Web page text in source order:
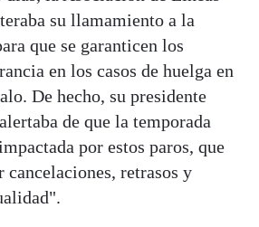
su llamamiento a la
que se garanticen los
en los casos de huelga en
De hecho, su presidente
alertaba de que la temporada
por estos paros, que
retrasos y